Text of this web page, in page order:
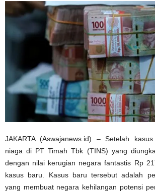
JAKARTA (Aswajanews.id) – Setelah
niaga di PT Timah Tbk (TINS) yang
dengan nilai kerugian negara fantastis Rp
kasus baru. Kasus baru tersebut adalah
yang membuat negara kehilangan potensi